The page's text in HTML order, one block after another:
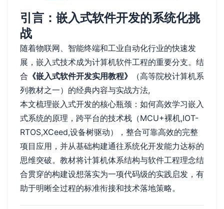
引言：嵌入式软件开发的系统化挑
战
随着物联网、智能终端和工业自动化行业的快速发
展，嵌入式技术成为计算机软件工程的重要分支。结
合 《嵌入式软件开发实用教程》
（高等院校计算机系
列教材之一）的经典内容与实战方法,
本文梳理嵌入式开发的核心瓶颈：如何高效学习嵌入
式系统的原理，跨平台的技术栈（MCU+裸机,IOT-
RTOS,XCeed,设备树驱动），整合可靠高效的完整
项目应用，并从基础构建通往系统化开发能力达标的
思维突破。教材将计算机体系结构与软件工程理念结
合贯穿的构建设想落实为一项代码级的实践启发，有
助于明晰全过程的标准衔接和技术落地策略。